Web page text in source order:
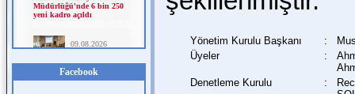
Facebook
Yönetim Kurulu Başkanı :
Üyeler
:
Denetleme Kurulu
: